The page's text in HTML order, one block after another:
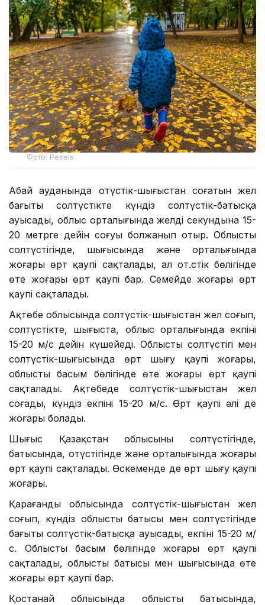
Фото: Pexels
Абай ауданында оңтүстік-шығыстан соғатын жел
бағыты солтүстікте күндіз солтүстік-батысқа
ауысады, облыс орталығында желдің секундына 15-
20 метрге дейін соғуы болжанып отыр. Облыстың
солтүстігінде, шығысында және орталығында
жоғары өрт қаупі сақталады, ал оңт.стік бөлігінде
өте жоғары өрт қаупі бар. Семейде жоғары өрт
қаупі сақталады.
Ақтөбе облысында солтүстік-шығыстан жел соғып,
солтүстікте, шығыста, облыс орталығында екпіні
15-20 м/с дейін күшейеді. Облыстың солтүстігі мен
солтүстік-шығысында өрт шығу қаупі жоғары,
облыстың басым бөлігінде өте жоғары өрт қаупі
сақталады. Ақтөбеде солтүстік-шығыстан жел
соғады, күндіз екпіні 15-20 м/с. Өрт қаупі әлі де
жоғары болады.
Шығыс Қазақстан облысының солтүстігінде,
батысында, оңтүстігінде және орталығында жоғары
өрт қаупі сақталады. Өскеменде де өрт шығу қаупі
жоғары.
Қарағанды облысында солтүстік-шығыстан жел
соғып, күндіз облыстың батысы мен солтүстігінде
бағыты солтүстік-батысқа ауысады, екпіні 15-20 м/
с. Облыстың басым бөлігінде жоғары өрт қаупі
сақталады, облыстың батысы мен шығысында өте
жоғары өрт қаупі бар.
Қостанай облысында облыстың батысында,